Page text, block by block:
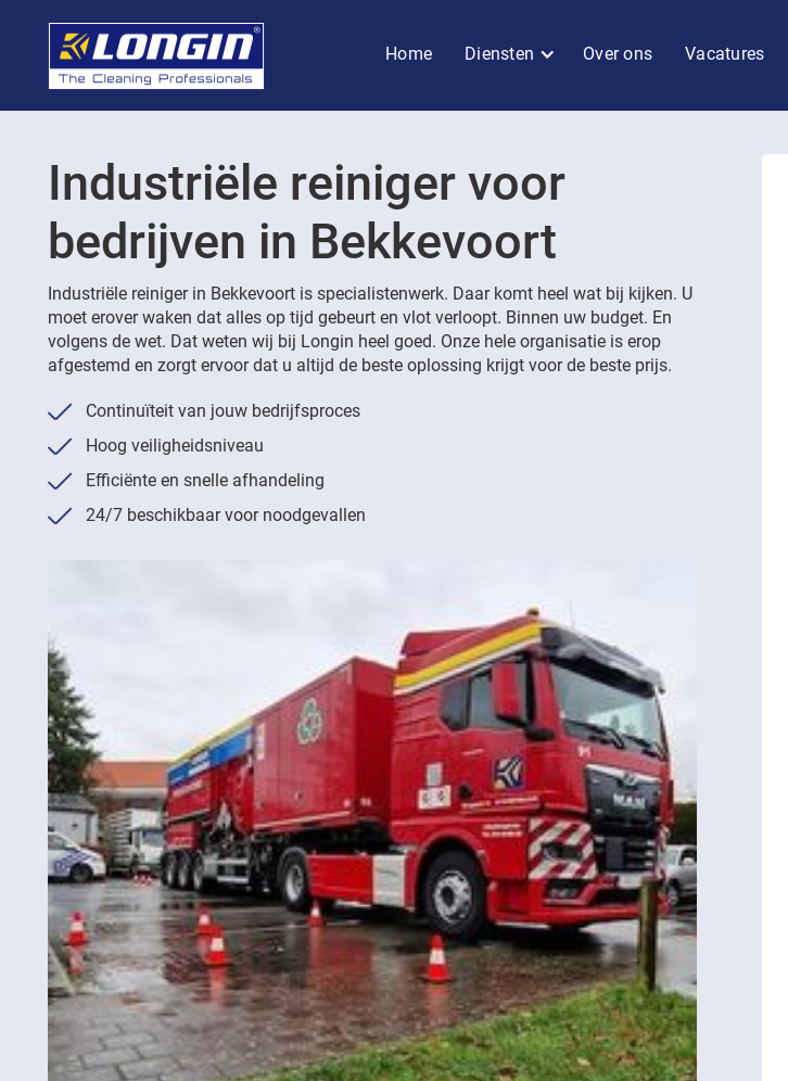
Home Diensten Over ons Vacatures
Industriële reiniger voor
bedrijven in Bekkevoort
Industriële reiniger in Bekkevoort is specialistenwerk. Daar komt heel wat bij kijken. U
moet erover waken dat alles op tijd gebeurt en vlot verloopt. Binnen uw budget. En
volgens de wet. Dat weten wij bij Longin heel goed. Onze hele organisatie is erop
afgestemd en zorgt ervoor dat u altijd de beste oplossing krijgt voor de beste prijs.
Continuïteit van jouw bedrijfsproces
Hoog veiligheidsniveau
Efficiënte en snelle afhandeling
24/7 beschikbaar voor noodgevallen